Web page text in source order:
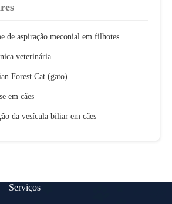
de aspiração meconial em filhotes
veterinária
Forest Cat (gato)
em cães
da vesícula biliar em cães
Serviços